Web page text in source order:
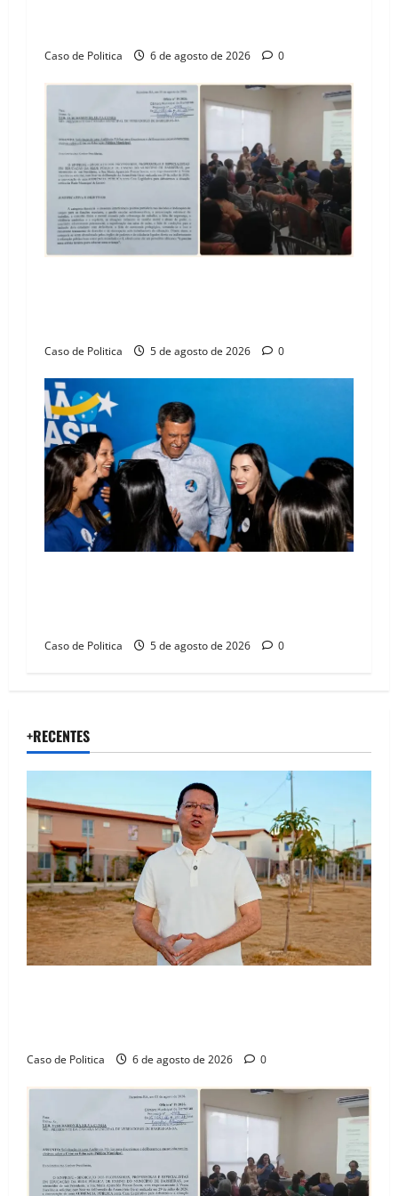
Caso de Politica 6 de agosto de 2026 0
Caso de Politica 5 de agosto de 2026 0
Caso de Politica 5 de agosto de 2026 0
+RECENTES
Caso de Politica 6 de agosto de 2026 0